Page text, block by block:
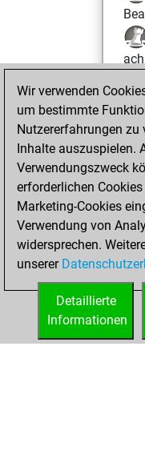
Wir verwenden
um bestimmte
Nutzererfahrungen zu
Inhalte auszuspielen.
Verwendungszweck
erforderlichen
Marketing-Cookies
Verwendung von
widersprechen.
unserer
Detaillierte
Informationen